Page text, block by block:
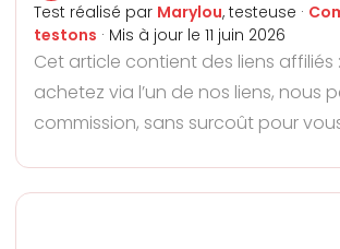
Test réalisé par Marylou, testeuse ·
testons · Mis à jour le 11 juin 2026
Cet article contient des liens affiliés
achetez via l’un de nos liens, nous
commission, sans surcoût pour